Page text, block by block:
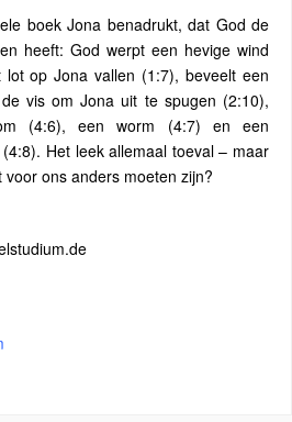
boek Jona benadrukt, dat God de
heeft: God werpt een hevige wind
op Jona vallen (1:7), beveelt een
vis om Jona uit te spugen (2:10),
(4:6), een worm (4:7) en een
Het leek allemaal toeval – maar
ons anders moeten zijn?